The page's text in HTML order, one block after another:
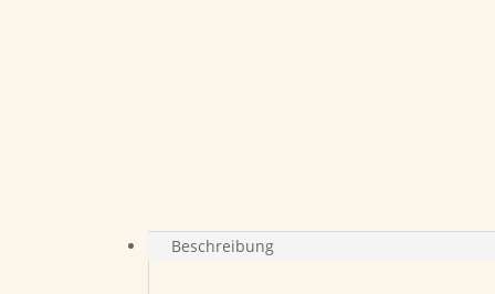
Beschreibung